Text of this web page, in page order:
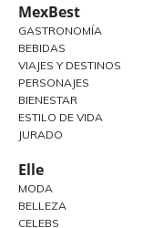
MexBest
GASTRONOMÍA
BEBIDAS
VIAJES Y DESTINOS
PERSONAJES
BIENESTAR
ESTILO DE VIDA
JURADO
Elle
MODA
BELLEZA
CELEBS